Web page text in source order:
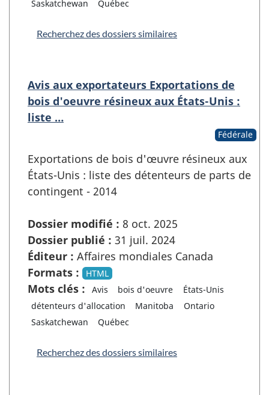
Saskatchewan
Québec
Recherchez des dossiers similaires
Avis aux exportateurs Exportations de
bois d'oeuvre résineux aux États-Unis :
liste …
Fédérale
Exportations de bois d'œuvre résineux aux
États-Unis : liste des détenteurs de parts de
contingent - 2014
Dossier modifié : 8 oct. 2025
Dossier publié : 31 juil. 2024
Éditeur : Affaires mondiales Canada
Formats :
HTML
Mots clés : Avis bois d'oeuvre
États-Unis
détenteurs d'allocation
Manitoba
Ontario
Saskatchewan
Québec
Recherchez des dossiers similaires